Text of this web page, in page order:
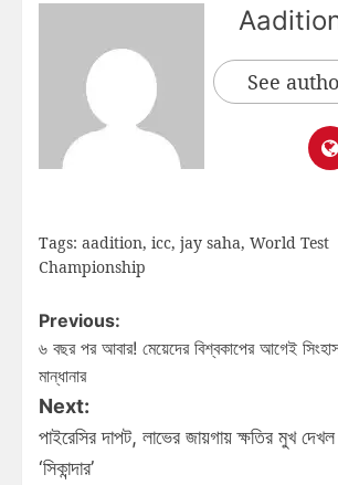
See
Tags: aadition, icc, jay saha, World Test
Championship
Previous:
৬ বছর পর আবার! মেয়েদের বিশ্বকাপের আগেই
মান্ধানার
Next:
পাইরেসির দাপট, লাভের জায়গায় ক্ষতির মুখ
‘সিকান্দার’